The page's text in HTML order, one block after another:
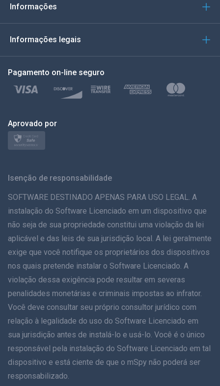
Italiano
Türkçe
Polonês
日本
ภาษาไทย
Dansk
हिंदी
עברית
Romãă
Ελληνικά
Informações
Informações legais
Pagamento on-line seguro
Aprovado por
Isenção de responsabilidade
SOFTWARE DESTINADO APENAS PARA USO LEGAL. A
instalação do Software Licenciado em um dispositivo que
não seja de sua propriedade constitui uma violação da lei
aplicável e das leis de sua jurisdição local. A lei geralmente
exige que você notifique os proprietários dos dispositivos
nos quais pretende instalar o Software Licenciado. A
violação dessa exigência pode resultar em severas
penalidades monetárias e criminais impostas ao infrator.
Você deve consultar seu próprio consultor jurídico com
relação à legalidade do uso do Software Licenciado em
sua jurisdição antes de instalá-lo e usá-lo. Você é o único
responsável pela instalação do Software Licenciado em tal
dispositivo e está ciente de que o mSpy não poderá ser
responsabilizado.